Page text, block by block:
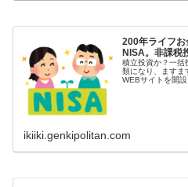
200年ライフお
NISA。非課税
積立投資か？一括
類になり、ますま
WEBサイトを開
ikiiki.genkipolitan.com